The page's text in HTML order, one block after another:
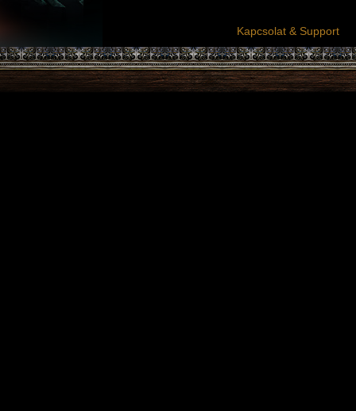
Kapcsolat & Support